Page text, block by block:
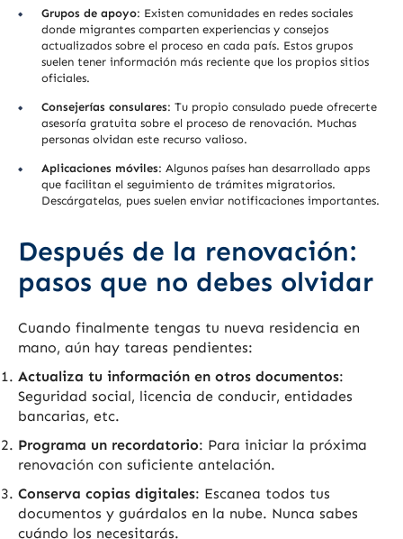
Grupos de apoyo: Existen comunidades en redes sociales
donde migrantes comparten experiencias y consejos
actualizados sobre el proceso en cada país. Estos grupos
suelen tener información más reciente que los propios sitios
oficiales.
Consejerías consulares: Tu propio consulado puede ofrecerte
asesoría gratuita sobre el proceso de renovación. Muchas
personas olvidan este recurso valioso.
Aplicaciones móviles: Algunos países han desarrollado apps
que facilitan el seguimiento de trámites migratorios.
Descárgatelas, pues suelen enviar notificaciones importantes.
Después de la renovación:
pasos que no debes olvidar
Cuando finalmente tengas tu nueva residencia en
mano, aún hay tareas pendientes:
Actualiza tu información en otros documentos:
Seguridad social, licencia de conducir, entidades
bancarias, etc.
Programa un recordatorio: Para iniciar la próxima
renovación con suficiente antelación.
Conserva copias digitales: Escanea todos tus
documentos y guárdalos en la nube. Nunca sabes
cuándo los necesitarás.